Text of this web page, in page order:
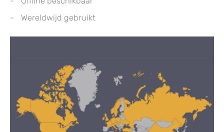
Wereldwijd gebruikt